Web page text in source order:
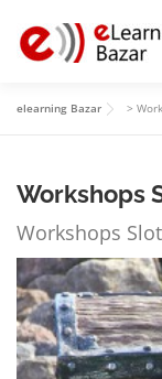
Inhalt
springen
GALERIE
elearning Bazar >
Workshops
Workshops